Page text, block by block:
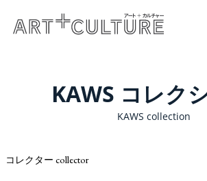
KAWS コレク
KAWS collection
コレクター collector